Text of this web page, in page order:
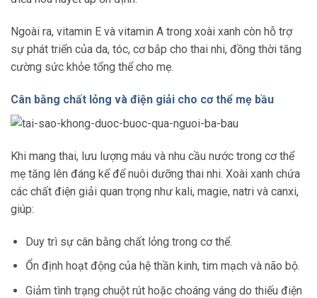
Ngoài ra, vitamin E và vitamin A trong xoài xanh còn hỗ trợ
sự phát triển của da, tóc, cơ bắp cho thai nhi, đồng thời tăng
cường sức khỏe tổng thể cho mẹ.
Cân bằng chất lỏng và điện giải cho cơ thể mẹ bầu
Khi mang thai, lưu lượng máu và nhu cầu nước trong cơ thể
mẹ tăng lên đáng kể để nuôi dưỡng thai nhi. Xoài xanh chứa
các chất điện giải quan trọng như kali, magie, natri và canxi,
giúp:
Duy trì sự cân bằng chất lỏng trong cơ thể.
Ổn định hoạt động của hệ thần kinh, tim mạch và não bộ.
Giảm tình trạng chuột rút hoặc choáng váng do thiếu điện